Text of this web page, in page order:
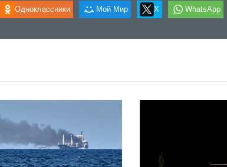
Одноклассники Мой Мир X WhatsApp